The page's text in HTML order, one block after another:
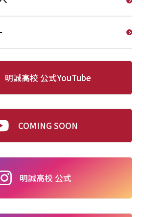
明誠高校 公式YouTube
COMING SOON
明誠高校 公式